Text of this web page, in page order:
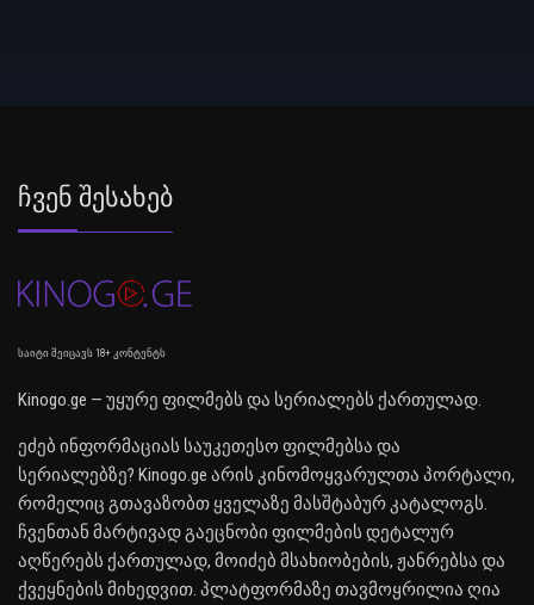
Ჩვენ Შესახებ
საიტი შეიცავს 18+ კონტენტს
Kinogo.ge — უყურე ფილმებს და სერიალებს ქართულად.
ეძებ ინფორმაციას საუკეთესო ფილმებსა და
სერიალებზე? Kinogo.ge არის კინომოყვარულთა პორტალი,
რომელიც გთავაზობთ ყველაზე მასშტაბურ კატალოგს.
ჩვენთან მარტივად გაეცნობი ფილმების დეტალურ
აღწერებს ქართულად, მოიძებ მსახიობების, ჟანრებსა და
ქვეყნების მიხედვით. პლატფორმაზე თავმოყრილია ღია